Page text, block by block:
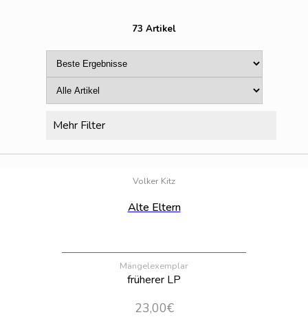
73 Artikel
Mehr Filter
Volker Kitz
Alte Eltern
Mängelexemplar
früherer LP
23,00€